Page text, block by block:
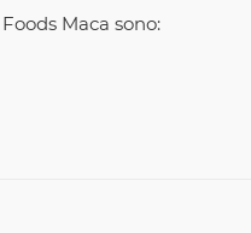
Maca sono: